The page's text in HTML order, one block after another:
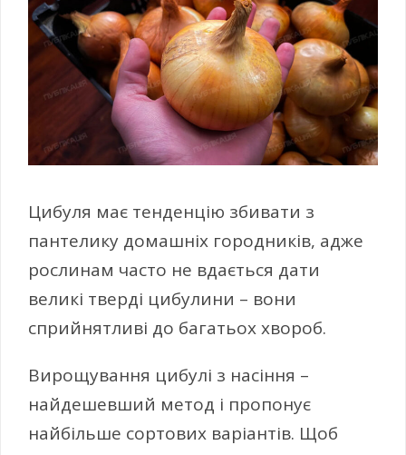
Цибуля має тенденцію збивати з
пантелику домашніх городників, адже
рослинам часто не вдається дати
великі тверді цибулини – вони
сприйнятливі до багатьох хвороб.
Вирощування цибулі з насіння –
найдешевший метод і пропонує
найбільше сортових варіантів. Щоб